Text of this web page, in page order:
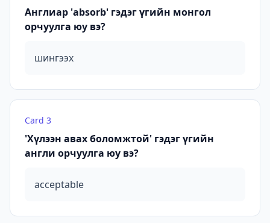
Англиар 'absorb' гэдэг үгийн монгол
орчуулга юу вэ?
шингээх
Card 3
'Хүлээн авах боломжтой' гэдэг үгийн
англи орчуулга юу вэ?
acceptable